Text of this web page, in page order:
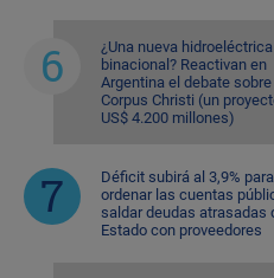
¿Una nueva hidroeléctrica
binacional? Reactivan en
Argentina el debate sobre
Corpus Christi (un
US$ 4.200 millones)
Déficit subirá al 3,9% para
ordenar las cuentas
saldar deudas atrasadas
Estado con proveedores